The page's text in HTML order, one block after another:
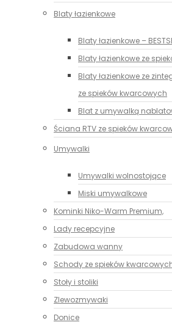
Blaty łazienkowe
Blaty łazienkowe –
Blaty łazienkowe ze
Blaty łazienkowe ze
ze spieków kwarcowych
Blat z umywalką
Ściana RTV ze spieków
Umywalki
Umywalki wolnostojące
Miski umywalkowe
Kominki Niko-Warm Premium,
Lady recepcyjne
Zabudowa wanny
Schody ze spieków
Stoły i stoliki
Zlewozmywaki
Donice